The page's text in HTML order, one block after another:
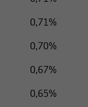
0,71%
0,70%
0,67%
0,65%